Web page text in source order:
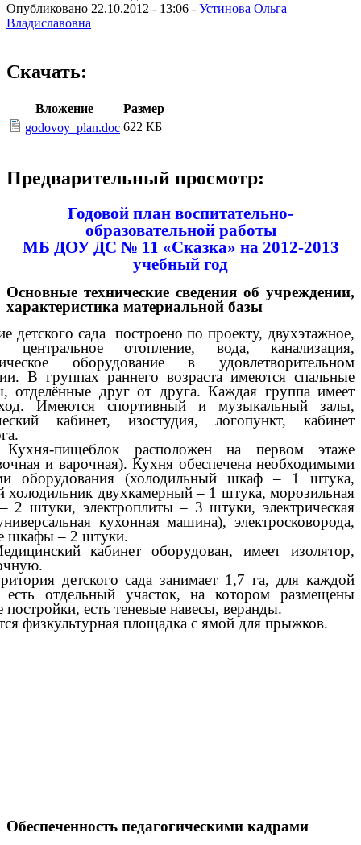
Опубликовано 22.10.2012 - 13:06 - Устинова Ольга
Владиславовна
Скачать:
Вложение
Размер
godovoy_plan.doc 622 КБ
Предварительный просмотр:
Годовой план воспитательно-
образовательной работы
МБ ДОУ ДС № 11 «Сказка» на 2012-2013
учебный год
Основные технические сведения об учреждении,
характеристика материальной базы
сада построено по проекту, двухэтажное,
центральное отопление, вода, канализация,
оборудование в удовлетворительном
В группах раннего возраста имеются спальные
отделённые друг от друга. Каждая группа имеет
Имеются спортивный и музыкальный залы,
кабинет, изостудия, логопункт, кабинет
пищеблок расположен на первом этаже
и варочная). Кухня обеспечена необходимыми
оборудования (холодильный шкаф – 1 штука,
холодильник двухкамерный – 1 штука, морозильная
2 штуки, электроплиты – 3 штуки, электрическая
кухонная машина), электросковорода,
шкафы – 2 штуки.
кабинет оборудован, имеет изолятор,
детского сада занимает 1,7 га, для каждой
есть отдельный участок, на котором размещены
постройки, есть теневые навесы, веранды.
физкультурная площадка с ямой для прыжков.
Обеспеченность педагогическими кадрами